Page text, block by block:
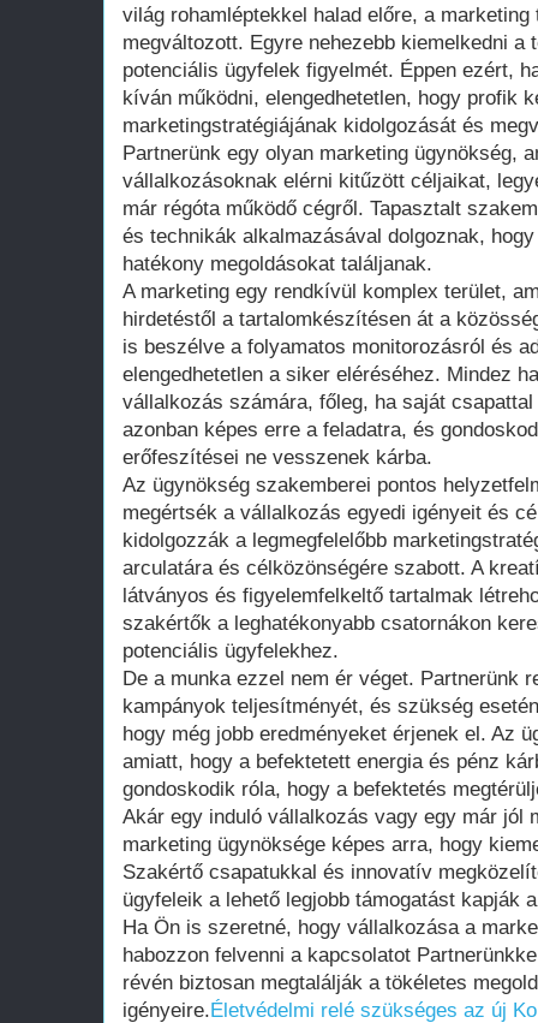
világ rohamléptekkel halad előre, a
megváltozott. Egyre nehezebb kiemelkedni a
potenciális ügyfelek figyelmét. Éppen ezért,
kíván működni, elengedhetetlen, hogy profik
marketingstratégiájának kidolgozását és
Partnerünk egy olyan marketing ügynökség,
vállalkozásoknak elérni kitűzött céljaikat,
már régóta működő cégről. Tapasztalt
és technikák alkalmazásával dolgoznak,
hatékony megoldásokat találjanak.
A marketing egy rendkívül komplex terület,
hirdetéstől a tartalomkészítésen át a
is beszélve a folyamatos monitorozásról és
elengedhetetlen a siker eléréséhez. Mindez
vállalkozás számára, főleg, ha saját
azonban képes erre a feladatra, és
erőfeszítései ne vesszenek kárba.
Az ügynökség szakemberei pontos
megértsék a vállalkozás egyedi igényeit és
kidolgozzák a legmegfelelőbb
arculatára és célközönségére szabott. A
látványos és figyelemfelkeltő tartalmak
szakértők a leghatékonyabb csatornákon
potenciális ügyfelekhez.
De a munka ezzel nem ér véget. Partnerünk
kampányok teljesítményét, és szükség
hogy még jobb eredményeket érjenek el. Az
amiatt, hogy a befektetett energia és pénz
gondoskodik róla, hogy a befektetés
Akár egy induló vállalkozás vagy egy már jól
marketing ügynöksége képes arra, hogy
Szakértő csapatukkal és innovatív
ügyfeleik a lehető legjobb támogatást kapják
Ha Ön is szeretné, hogy vállalkozása a
habozzon felvenni a kapcsolatot
révén biztosan megtalálják a tökéletes
igényeire.Életvédelmi relé szükséges az új